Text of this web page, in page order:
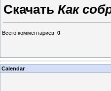
Скачать Как
Всего комментариев: 0
Calendar